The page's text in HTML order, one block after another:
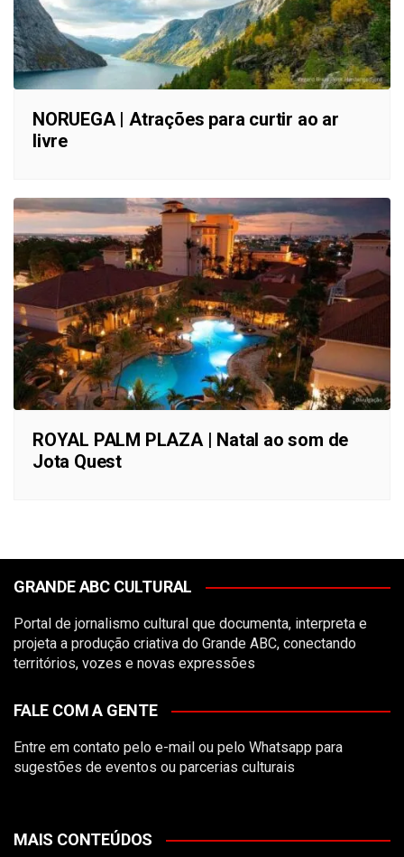
NORUEGA | Atrações para curtir ao ar
livre
ROYAL PALM PLAZA | Natal ao som de
Jota Quest
GRANDE ABC CULTURAL
Portal de jornalismo cultural que documenta, interpreta e
projeta a produção criativa do Grande ABC, conectando
territórios, vozes e novas expressões
FALE COM A GENTE
Entre em contato pelo e-mail ou pelo Whatsapp para
sugestões de eventos ou parcerias culturais
MAIS CONTEÚDOS